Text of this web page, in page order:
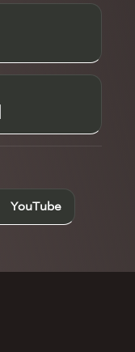
YouTube